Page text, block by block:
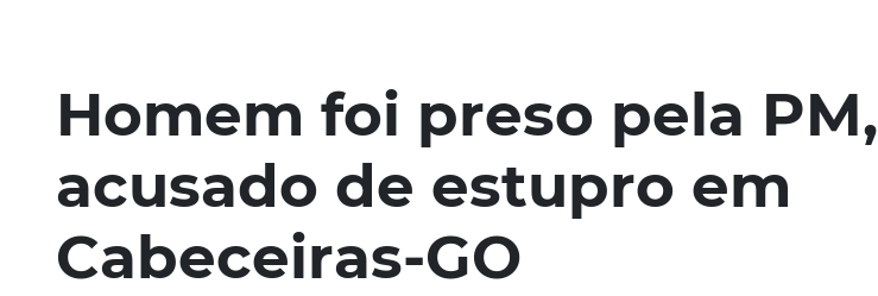
Homem foi preso pela PM,
acusado de estupro em
Cabeceiras-GO